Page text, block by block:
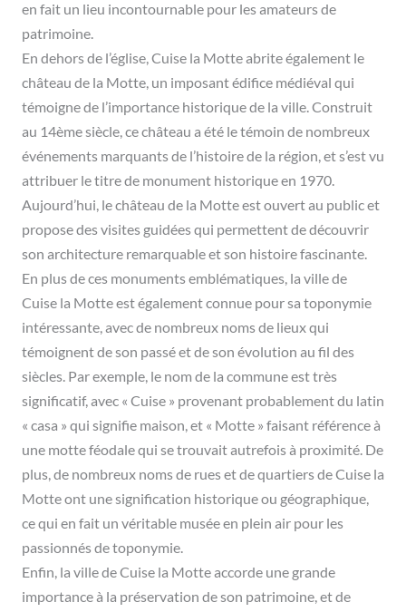
en fait un lieu incontournable pour les amateurs de
patrimoine.
En dehors de l’église, Cuise la Motte abrite également le
château de la Motte, un imposant édifice médiéval qui
témoigne de l’importance historique de la ville. Construit
au 14ème siècle, ce château a été le témoin de nombreux
événements marquants de l’histoire de la région, et s’est vu
attribuer le titre de monument historique en 1970.
Aujourd’hui, le château de la Motte est ouvert au public et
propose des visites guidées qui permettent de découvrir
son architecture remarquable et son histoire fascinante.
En plus de ces monuments emblématiques, la ville de
Cuise la Motte est également connue pour sa toponymie
intéressante, avec de nombreux noms de lieux qui
témoignent de son passé et de son évolution au fil des
siècles. Par exemple, le nom de la commune est très
significatif, avec « Cuise » provenant probablement du latin
« casa » qui signifie maison, et « Motte » faisant référence à
une motte féodale qui se trouvait autrefois à proximité. De
plus, de nombreux noms de rues et de quartiers de Cuise la
Motte ont une signification historique ou géographique,
ce qui en fait un véritable musée en plein air pour les
passionnés de toponymie.
Enfin, la ville de Cuise la Motte accorde une grande
importance à la préservation de son patrimoine, et de